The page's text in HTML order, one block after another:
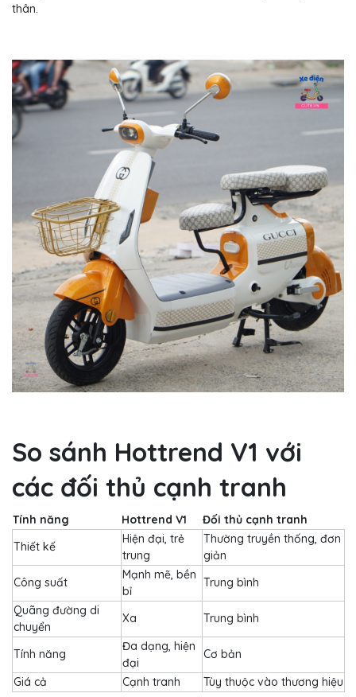
thân.
So sánh Hottrend V1 với
các đối thủ cạnh tranh
Tính năng Hottrend V1
Đối thủ cạnh tranh
Thiết kế
Hiện đại, trẻ
trung
Thường truyền thống, đơn
giản
Công suất
Mạnh mẽ, bền
bỉ
Trung bình
Quãng đường di
chuyển
Xa Trung bình
Tính năng
Đa dạng, hiện
đại
Cơ bản
Giá cả
Cạnh tranh Tùy thuộc vào thương hiệu